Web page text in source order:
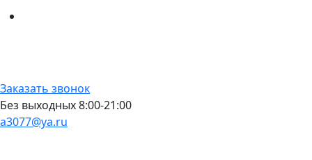
Заказать звонок
Без выходных 8:00-21:00
a3077@ya.ru